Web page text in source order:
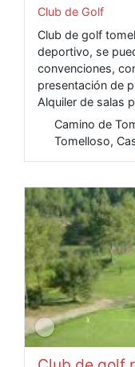
Club de Golf
Club de golf
deportivo, se
convenciones,
presentación de
Alquiler de salas
Camino de
Tomelloso,